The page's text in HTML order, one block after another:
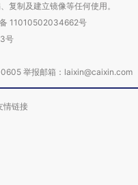
复制及建立镜像等任何使用。
11010502034662号
号
举报邮箱：laixin@caixin.com
情链接